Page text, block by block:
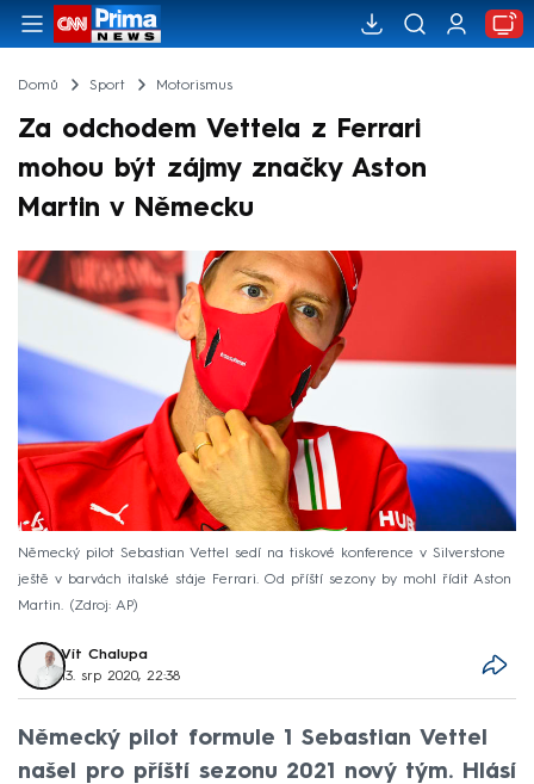
Domů Sport Motorismus
Za odchodem Vettela z Ferrari
mohou být zájmy značky Aston
Martin v Německu
Německý pilot Sebastian Vettel sedí na tiskové konference v Silverstone
ještě v barvách italské stáje Ferrari. Od příští sezony by mohl řídit Aston
Martin.
Zdroj: AP
Vít Chalupa
13. srp 2020, 22:38
Německý pilot formule 1 Sebastian Vettel
našel pro příští sezonu 2021 nový tým. Hlásí